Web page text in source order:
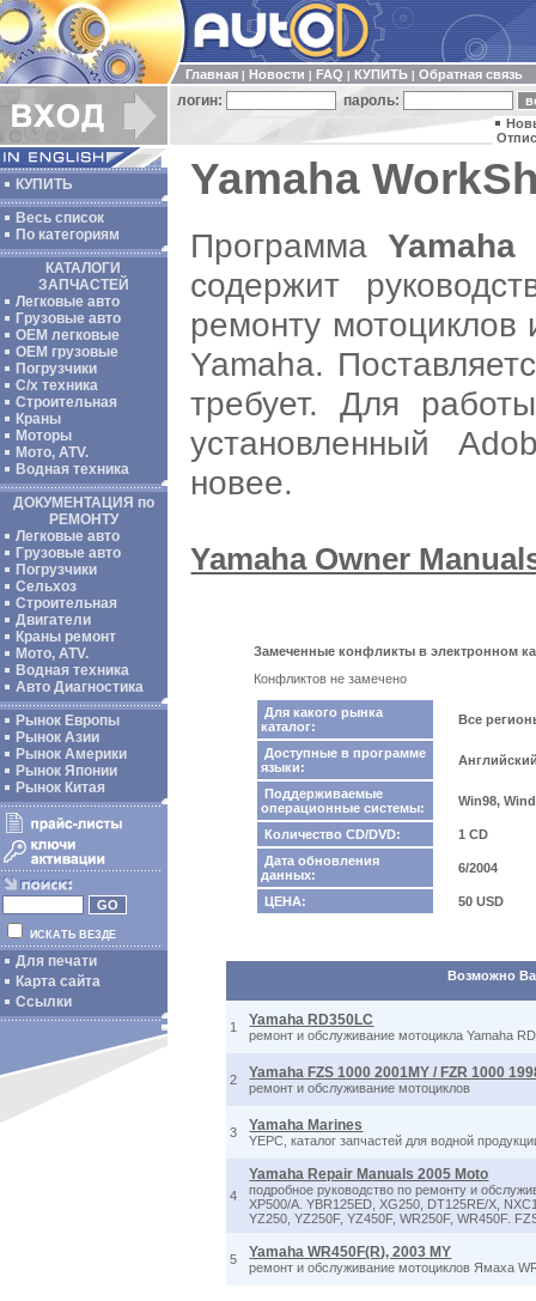
Главная Новости FAQ КУПИТЬ Обратная связь
логин: пароль:
КУПИТЬ
Весь список
По категориям
КАТАЛОГИ
ЗАПЧАСТЕЙ
Легковые авто
Грузовые авто
ОЕМ легковые
OEM грузовые
Погрузчики
С/х техника
Строительная
Краны
Моторы
Мото, ATV.
Водная техника
ДОКУМЕНТАЦИЯ по
РЕМОНТУ
Легковые авто
Грузовые авто
Погрузчики
Сельхоз
Строительная
Двигатели
Краны ремонт
Мото, ATV.
Водная техника
Авто Диагностика
Рынок Европы
Рынок Азии
Рынок Америки
Рынок Японии
Рынок Китая
ИСКАТЬ ВЕЗДЕ
Для печати
Карта сайта
Ссылки
Yamaha
Программа
содержит
ремонту
Yamaha.
требует. Для
установленный
новее.
Yamaha Owner
Замеченные конфликты в электронном
Конфликтов не замечено
Для какого рынка
каталог:
Все
Доступные в программе
языки:
Поддерживаемые
операционные системы:
Win98,
Количество CD/DVD:
1 CD
Дата обновления
данных:
6/2004
ЦЕНА: 50 USD
Возможно
1 Yamaha RD350LC
ремонт и обслуживание мотоцикла Yamaha
2 Yamaha FZS 1000 2001MY / FZR 1000
ремонт и обслуживание мотоциклов
3 Yamaha Marines
YEPC, каталог запчастей для водной
4
Yamaha Repair Manuals 2005 Moto
подробное руководство по ремонту и
XP500/A. YBR125ED, XG250, DT125RE/X,
YZ250, YZ250F, YZ450F, WR250F, WR450F.
5 Yamaha WR450F(R), 2003 MY
ремонт и обслуживание мотоциклов Ямаха